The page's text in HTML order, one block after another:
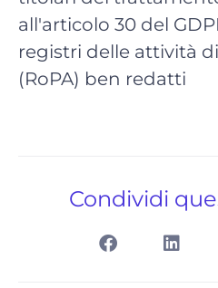
all'articolo 30 del
registri delle attività
(RoPA) ben redatti
Condividi